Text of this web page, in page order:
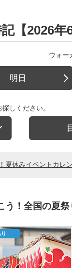
【2026年
ウォー
明日
しください。
夏休みイベントカレ
！全国の夏